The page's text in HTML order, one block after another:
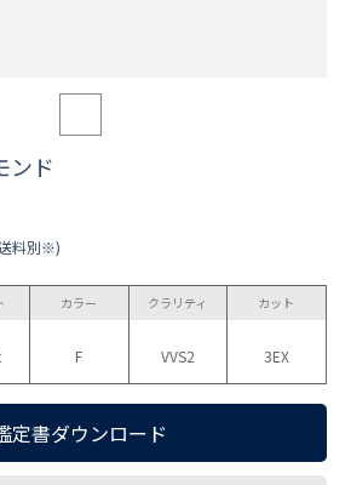
ンド
料別※)
カラー
F
クラリティ
VVS2
カット
3EX
定書ダウンロード